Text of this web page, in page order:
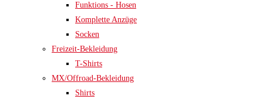
Funktions - Hosen
Komplette Anzüge
Socken
Freizeit-Bekleidung
T-Shirts
MX/Offroad-Bekleidung
Shirts